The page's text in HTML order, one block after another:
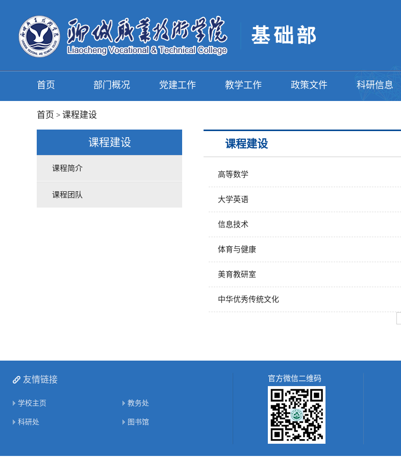
首页 部门概况 党建工作 教学工作 政策文件 科研信息
首页 > 课程建设
课程建设
课程简介
课程团队
课程建设
高等数学
大学英语
信息技术
体育与健康
美育教研室
中华优秀传统文化
友情链接
学校主页 教务处
科研处 图书馆
官方微信二维码